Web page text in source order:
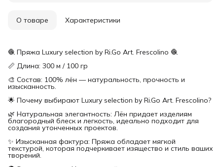
О товаре Характеристики
🧶 Пряжа Luxury selection by Ri.Go Art. Frescolino 🧶
📏 Длина: 300 м / 100 гр
🎨 Состав: 100% лён — натуральность, прочность и
изысканность.
🌟 Почему выбирают Luxury selection by Ri.Go Art. Frescolino?
🌿 Натуральная элегантность: Лён придает изделиям
благородный блеск и легкость, идеально подходит для
создания утонченных проектов.
✨ Изысканная фактура: Пряжа обладает мягкой
текстурой, которая подчеркивает изящество и стиль ваших
творений.